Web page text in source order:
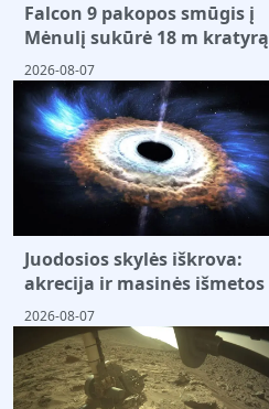
Falcon 9 pakopos smūgis į
Mėnulį sukūrė 18 m kratyrą
2026-08-07
Juodosios skylės iškrova:
akrecija ir masinės išmetos
2026-08-07